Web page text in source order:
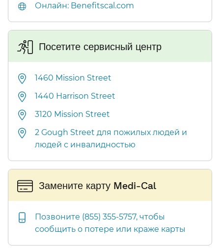
Онлайн: Benefitscal.com​​
Посетите сервисный центр​​
1460 Mission Street​​
1440 Harrison Street​​
3120 Mission Street​​
2 Gough Street для пожилых людей и
людей с инвалидностью​​
Замените карту Medi-Cal​​
Позвоните (855) 355-5757, чтобы
сообщить о потере или краже карты​​